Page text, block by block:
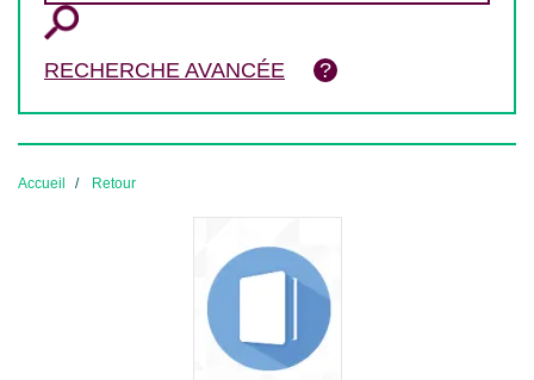
RECHERCHE AVANCÉE
Accueil Retour